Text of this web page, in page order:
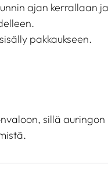
ajan kerrallaan
pakkaukseen.
sillä